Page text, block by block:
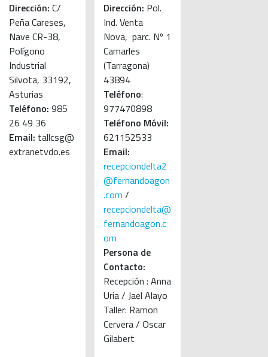
Dirección: C/
Peña Careses,
Nave CR-38,
Polígono
Industrial
Silvota, 33192,
Asturias
Teléfono: 985
26 49 36
Email: tallcsg@
extranetvdo.es
Dirección: Pol.
Ind. Venta
Nova, parc. Nº 1
Camarles
(Tarragona)
43894
Teléfono:
977470898
Teléfono Móvil:
621152533
Email:
recepciondelta2
@fernandoagon
.com /
recepciondelta@
fernandoagon.c
om
Persona de
Contacto:
Recepción : Anna
Uria / Jael Alayo
Taller: Ramon
Cervera / Oscar
Gilabert